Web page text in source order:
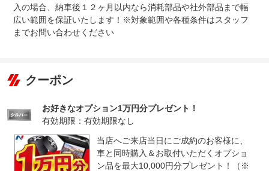
入の場合、納車後１２ヶ月以内なら消耗部品や社外部品まで幅
広い範囲を保証いたします！※対象範囲や各種条件はスタッフ
までお問い合わせください
クーポン
お好きなオプション1万円分プレゼント！
有効期限：有効期限なし
当店へご来店当日にご成約のお客様に、
車と同時購入＆お取付いただくオプショ
ン品を最大10,000円分プレゼント！（※